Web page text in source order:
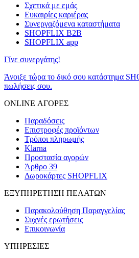
Σχετικά με εμάς
Ευκαιρίες καριέρας
Συνεργαζόμενα καταστήματα
SHOPFLIX B2B
SHOPFLIX app
Γίνε συνεργάτης!
Άνοιξε τώρα το δικό σου κατάστημα
πωλήσεις σου.
ONLINE ΑΓΟΡΕΣ
Παραδόσεις
Επιστροφές προϊόντων
Τρόποι πληρωμής
Klarna
Προστασία αγορών
Άρθρο 39
Δωροκάρτες SHOPFLIX
ΕΞΥΠΗΡΕΤΗΣΗ ΠΕΛΑΤΩΝ
Παρακολούθηση Παραγγελίας
Συχνές ερωτήσεις
Επικοινωνία
ΥΠΗΡΕΣΙΕΣ